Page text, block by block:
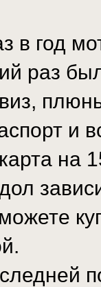
в год
раз
и
на